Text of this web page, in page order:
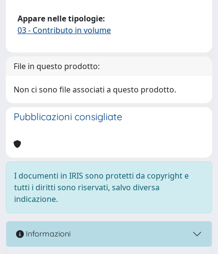
Appare nelle tipologie:
03 - Contributo in volume
File in questo prodotto:
Non ci sono file associati a questo prodotto.
Pubblicazioni consigliate
I documenti in IRIS sono protetti da copyright e
tutti i diritti sono riservati, salvo diversa
indicazione.
Informazioni